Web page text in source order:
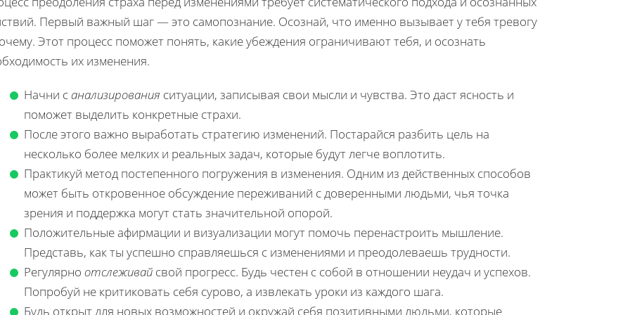
Первый важный шаг — это самопознание. Осознай, что именно вызывает у тебя тревогу
Этот процесс поможет понять, какие убеждения ограничивают тебя, и осознать
их изменения.
Начни с анализирования ситуации, записывая свои мысли и чувства. Это даст ясность и
поможет выделить конкретные страхи.
После этого важно выработать стратегию изменений. Постарайся разбить цель на
несколько более мелких и реальных задач, которые будут легче воплотить.
Практикуй метод постепенного погружения в изменения. Одним из действенных способов
может быть откровенное обсуждение переживаний с доверенными людьми, чья точка
зрения и поддержка могут стать значительной опорой.
Положительные афирмации и визуализации могут помочь перенастроить мышление.
Представь, как ты успешно справляешься с изменениями и преодолеваешь трудности.
Регулярно отслеживай свой прогресс. Будь честен с собой в отношении неудач и успехов.
Попробуй не критиковать себя сурово, а извлекать уроки из каждого шага.
Будь открыт для новых возможностей и окружай себя позитивными людьми, которые